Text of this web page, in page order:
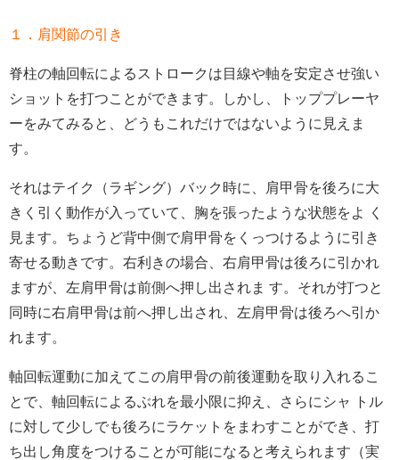
１．肩関節の引き
脊柱の軸回転によるストロークは目線や軸を安定させ強い
ショットを打つことができます。しかし、トッププレーヤ
ーをみてみると、どうもこれだけではないように見えま
す。
それはテイク（ラギング）バック時に、肩甲骨を後ろに大
きく引く動作が入っていて、胸を張ったような状態をよ く
見ます。ちょうど背中側で肩甲骨をくっつけるように引き
寄せる動きです。右利きの場合、右肩甲骨は後ろに引かれ
ますが、左肩甲骨は前側へ押し出されま す。それが打つと
同時に右肩甲骨は前へ押し出され、左肩甲骨は後ろへ引か
れます。
軸回転運動に加えてこの肩甲骨の前後運動を取り入れるこ
とで、軸回転によるぶれを最小限に抑え、さらにシャ トル
に対して少しでも後ろにラケットをまわすことができ、打
ち出し角度をつけることが可能になると考えられます（実